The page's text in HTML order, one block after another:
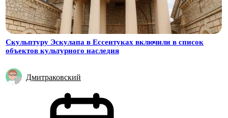
Скульптуру Эскулапа в Ессентуках включили в список
объектов культурного наследия
Дмитраковский